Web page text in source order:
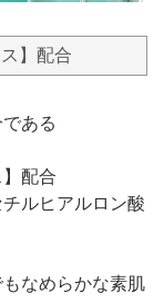
】配合
ある
配合
ルヒアルロン酸
なめらかな素肌